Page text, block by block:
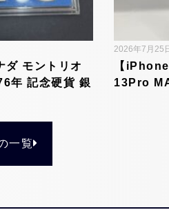
ダ モントリオ
年 記念硬貨 銀
【
13Pro
2026年7月25
一覧